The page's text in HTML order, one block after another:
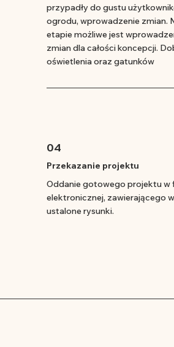
04
Przekazanie projektu
Oddanie gotowego projektu w
elektronicznej, zawierającego
ustalone rysunki.
przypadły do gustu
ogrodu, wprowadzenie zmian.
etapie możliwe jest
zmian dla całości koncepcji.
oświetlenia oraz gatunków